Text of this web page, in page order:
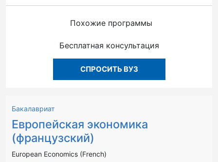
Похожие программы
Бесплатная консультация
СПРОСИТЬ ВУЗ
Бакалавриат
Европейская экономика
(французский)
European Economics (French)